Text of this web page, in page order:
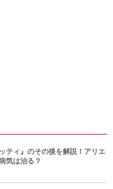
ティ』のその後を解説！アリエ
気は治る？